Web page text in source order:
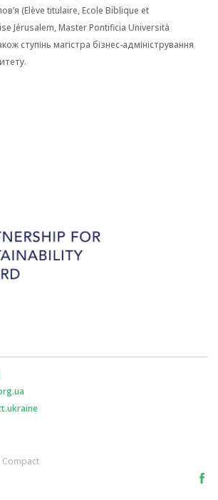
(Elève titulaire, Ecole Biblique et
Jérusalem, Master Pontificia Università
ступінь магістра бізнес-адміністрування